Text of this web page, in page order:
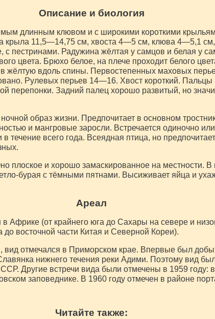
Описание и биология
длинным клювом и с широкими короткими
крыла 11,5—14,75 см, хвоста 4—5 см, клюва 4—5,1
с пестринами. Радужина жёлтая у самцов и белая у
цвета. Брюхо белое, на плече проходит белого
жёлтую вдоль спины. Первостепенных маховых
Рулевых перьев 14—16. Хвост короткий. Пальцы
перепонки. Задний палец хорошо развитый, но
образ жизни. Предпочитает в основном
и мангровые заросли. Встречается одиночно
в течение всего года. Всеядная птица, но
плоское и хорошо замаскированное на местности. В
бурая с тёмными пятнами. Высиживает яйца и
Ареал
в Африке (от крайнего юга до Сахары на севере и
восточной части Китая и Северной Кореи).
вид отмечался в Приморском крае. Впервые был
нижнего течения реки Адими. Поэтому вид
Другие встречи вида были отмечены в 1959 году:
заповеднике. В 1960 году отмечен в районе
Читайте также: